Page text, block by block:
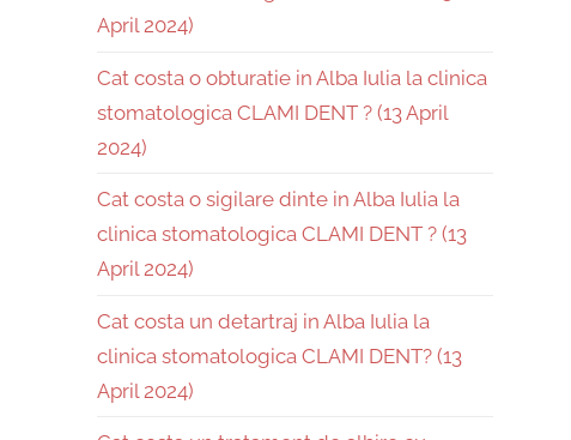
April 2024)
Cat costa o obturatie in Alba Iulia la clinica
stomatologica CLAMI DENT ? (13 April
2024)
Cat costa o sigilare dinte in Alba Iulia la
clinica stomatologica CLAMI DENT ? (13
April 2024)
Cat costa un detartraj in Alba Iulia la
clinica stomatologica CLAMI DENT? (13
April 2024)